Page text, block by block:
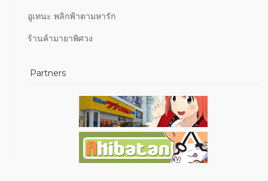
อูเทนะ พลิกฟ้าตามหารัก
ร้านค้ามายาพิศวง
Partners